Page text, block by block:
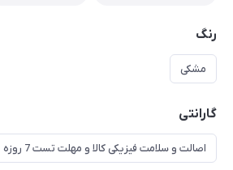
رنگ
مشکی
گارانتی
اصالت و سلامت فیزیکی کالا و مهلت تست 7 روزه